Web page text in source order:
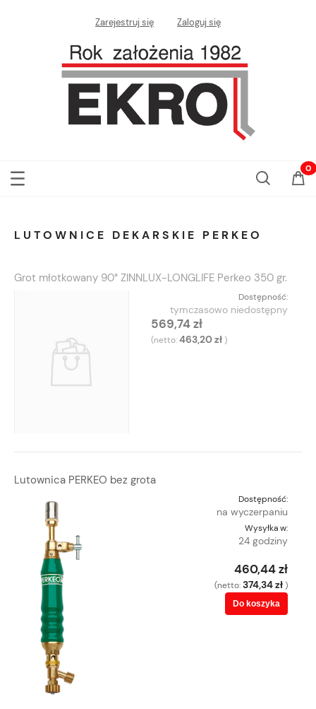
Zarejestruj się Zaloguj się
LUTOWNICE DEKARSKIE PERKEO
Grot młotkowany 90° ZINNLUX-LONGLIFE Perkeo 350 gr.
Dostępność:
tymczasowo niedostępny
569,74 zł
(netto:463,20 zł)
Lutownica PERKEO bez grota
Dostępność:
na wyczerpaniu
Wysyłka w:
24 godziny
460,44 zł
(netto:374,34 zł )
Do koszyka